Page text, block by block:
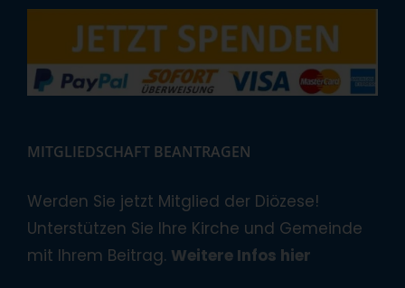
MITGLIEDSCHAFT BEANTRAGEN
Werden Sie jetzt Mitglied der Diözese!
Unterstützen Sie Ihre Kirche und Gemeinde
mit Ihrem Beitrag. Weitere Infos hier